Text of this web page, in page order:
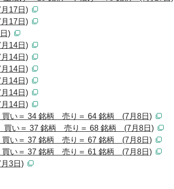
17日)
17日)
)
14日)
14日)
14日)
14日)
14日)
14日)
買い＝ 34 銘柄 売り＝ 64 銘柄 (7月8日)
買い＝ 37 銘柄 売り＝ 68 銘柄 (7月8日)
買い＝ 37 銘柄 売り＝ 67 銘柄 (7月8日)
買い＝ 37 銘柄 売り＝ 61 銘柄 (7月8日)
3日)